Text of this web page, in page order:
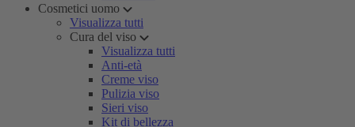
Cosmetici uomo
Visualizza tutti
Cura del viso
Visualizza tutti
Anti-età
Creme viso
Pulizia viso
Sieri viso
Kit di bellezza